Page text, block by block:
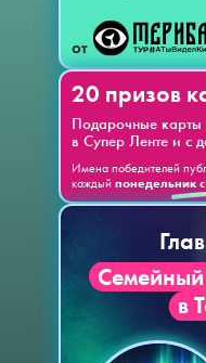
20 призов
Подарочные карты
в Супер Ленте и с
Имена победителей
каждыйпонедельник
в